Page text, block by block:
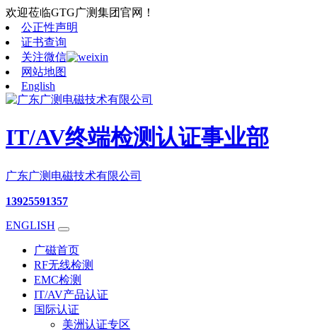
欢迎莅临GTG广测集团官网！
公正性声明
证书查询
关注微信
网站地图
English
IT/AV终端检测认证事业部
广东广测电磁技术有限公司
13925591357
ENGLISH
广磁首页
RF无线检测
EMC检测
IT/AV产品认证
国际认证
美洲认证专区